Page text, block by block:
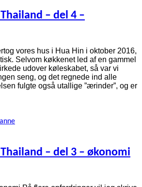
– del 4 –
vores hus i Hua Hin i oktober 2016,
Selvom køkkenet led af en gammel
udover køleskabet, så var vi
seng, og det regnede ind alle
fulgte også utallige ”ærinder”, og er
– del 3 – økonomi